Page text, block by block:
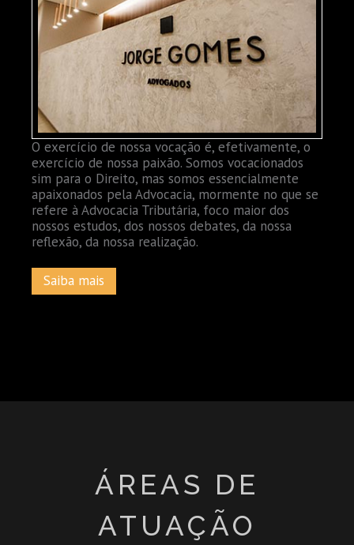
O exercício de nossa vocação é, efetivamente, o
exercício de nossa paixão. Somos vocacionados
sim para o Direito, mas somos essencialmente
apaixonados pela Advocacia, mormente no que se
refere à Advocacia Tributária, foco maior dos
nossos estudos, dos nossos debates, da nossa
reflexão, da nossa realização.
Saiba mais